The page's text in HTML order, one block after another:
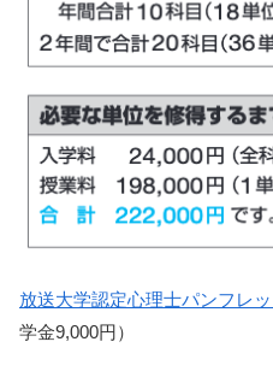
放送大学認定心理士パンフレ
学金9,000円）